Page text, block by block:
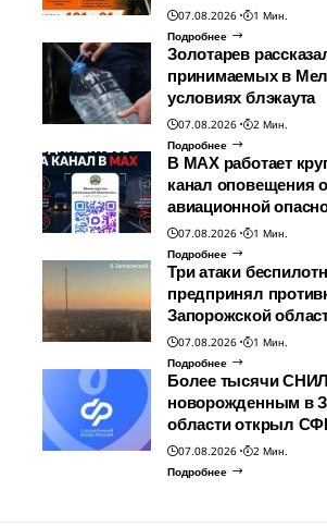
07.08.2026
1 Мин.
Подробнее
Золотарев
принимаемых в
условиях блэкаута
07.08.2026
2 Мин.
Подробнее
В МАХ работает
канал оповещения
авиационной
07.08.2026
1 Мин.
Подробнее
Три атаки
предпринял
Запорожской
07.08.2026
1 Мин.
Подробнее
Более тысячи
новорожденным в
области открыл
07.08.2026
2 Мин.
Подробнее